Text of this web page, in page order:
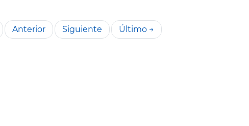
Anterior Siguiente Último →